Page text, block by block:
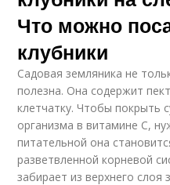
Что можно
клубники
Садовая земляника не
полезна. Она содержит
клетчатку. Чтобы покрыть
организма в витамине С,
питательной она
разветвленной корневой
забирает из верхнего